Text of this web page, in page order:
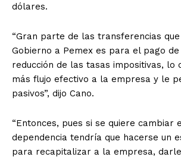
dólares.
“Gran parte de las transferencias
Gobierno a Pemex es para el pago
reducción de las tasas impositivas, lo
más flujo efectivo a la empresa y le
pasivos”, dijo Cano.
“Entonces, pues si se quiere cambiar
dependencia tendría que hacerse un
para recapitalizar a la empresa,